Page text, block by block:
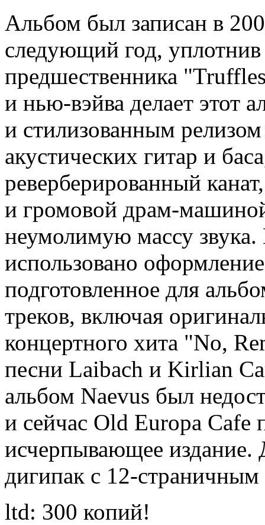
Альбом был записан в
следующий год, уплотнив
предшественника
и нью-вэйва делает этот
и стилизованным
акустических гитар и
реверберированный
и громовой драм-
неумолимую массу
использовано
подготовленное для
треков, включая
концертного хита "No,
песни Laibach и Kirlian
альбом Naevus был
и сейчас Old Europa Cafe
исчерпывающее издание.
дигипак с 12-страничным
ltd: 300 копий!